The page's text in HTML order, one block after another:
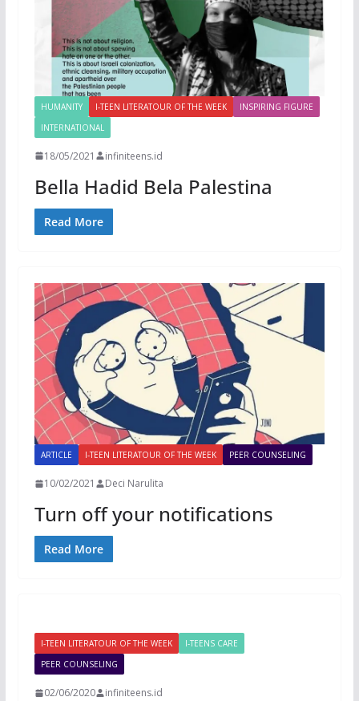
HUMANITY I-TEEN LITERATOUR OF THE WEEK
INSPIRING FIGURE
INTERNATIONAL
18/05/2021 infiniteens.id
Bella Hadid Bela Palestina
Read More
ARTICLE I-TEEN LITERATOUR OF THE WEEK PEER COUNSELING
10/02/2021 Deci Narulita
Turn off your notifications
Read More
I-TEEN LITERATOUR OF THE WEEK
I-TEENS CARE
PEER COUNSELING
02/06/2020 infiniteens.id